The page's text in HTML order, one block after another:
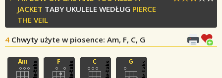
JACKET TABY UKULELE WEDŁUG PIERCE
THE VEIL
4 Chwyty użyte w piosence: Am, F, C, G